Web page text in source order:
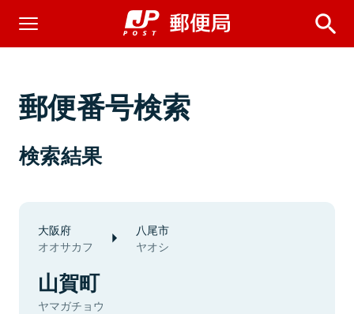
郵便番号検索
検索結果
大阪府
オオサカフ
八尾市
ヤオシ
山賀町
ヤマガチョウ